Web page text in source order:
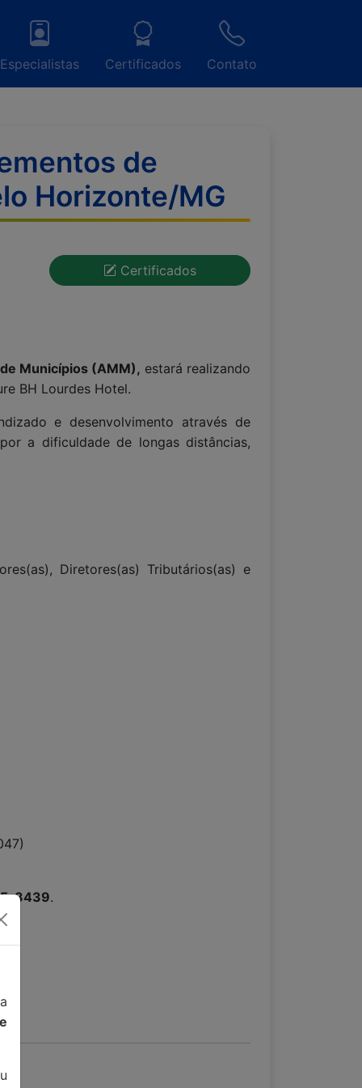
Especialistas Certificados Contato
de
Horizonte/MG
Certificados
Municípios (AMM), estará realizando
BH Lourdes Hotel.
e desenvolvimento através de
a dificuldade de longas distâncias,
Diretores(as) Tributários(as) e
3439.